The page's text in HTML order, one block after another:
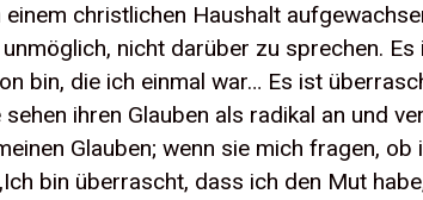
christlichen Haushalt
nicht darüber zu sprechen.
bin, die ich einmal war… Es ist
ihren Glauben als radikal an und
Glauben; wenn sie mich fragen,
bin überrascht, dass ich den Mut